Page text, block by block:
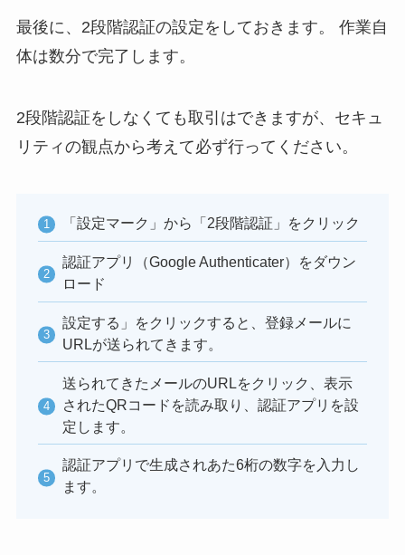
最後に、2段階認証の設定をしておきます。 作業自
体は数分で完了します。
2段階認証をしなくても取引はできますが、セキュ
リティの観点から考えて必ず行ってください。
「設定マーク」から「2段階認証」をクリック
認証アプリ（Google Authenticater）をダウン
ロード
設定する」をクリックすると、登録メールに
URLが送られてきます。
送られてきたメールのURLをクリック、表示
されたQRコードを読み取り、認証アプリを設
定します。
認証アプリで生成されあた6桁の数字を入力し
ます。